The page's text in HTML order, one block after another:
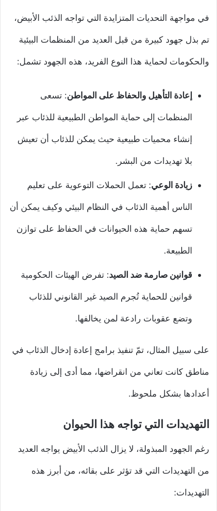
في مواجهة التحديات المتزايدة التي تواجه الذئب الأبيض،
تم بذل جهود كبيرة من قبل العديد من المنظمات البيئية
والحكومات لحماية هذا النوع الفريد، هذه الجهود تشمل:
إعادة التأهيل والحفاظ على المواطن: تسعى
المنظمات إلى حماية المواطن الطبيعية للذئاب عبر
إنشاء محميات طبيعية حيث يمكن للذئاب أن تعيش
بلا تهديدات من البشر.
زيادة الوعي: تعمل الحملات التوعوية على تعليم
الناس أهمية الذئاب في النظام البيئي وكيف يمكن أن
تسهم حماية هذه الحيوانات في الحفاظ على توازن
الطبيعة.
قوانين صارمة ضد الصيد: تفرض الهيئات الحكومية
قوانين للحماية تُجرم الصيد غير القانوني للذئاب
وتضع عقوبات رادعة لمن يخالفها.
على سبيل المثال، تمّ تنفيذ برامج إعادة إدخال الذئاب في
مناطق كانت تعاني من انقراضها، مما أدى إلى زيادة
أعدادها بشكل ملحوظ.
التهديدات التي تواجه هذا الحيوان
رغم الجهود المبذولة، لا يزال الذئب الأبيض يواجه العديد
من التهديدات التي قد تؤثر على بقائه، من أبرز هذه
التهديدات: